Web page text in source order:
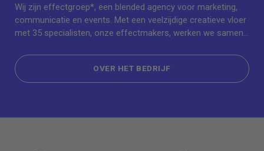
Wij zijn effectgroep*, een blended agency voor marketing,
communicatie en events. Met een veelzijdige creatieve vloer
met 35 specialisten, onze effectmakers, werken we samen
conceptcreatie en productie van content. Ons team bestaat
uit seniors die begrijpen waar merken vandaan komen en
young professionals die weten waar merken naartoe
OVER HET BEDRIJF